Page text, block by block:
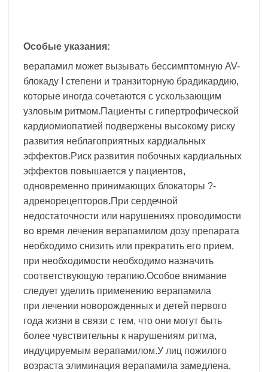
Особые указания:
верапамил может вызывать бессимптомную AV-
блокаду I степени и транзиторную брадикардию,
которые иногда сочетаются с ускользающим
узловым ритмом.Пациенты с гипертрофической
кардиомиопатией подвержены высокому риску
развития неблагоприятных кардиальных
эффектов.Риск развития побочных кардиальных
эффектов повышается у пациентов,
одновременно принимающих блокаторы ?-
адренорецепторов.При сердечной
недостаточности или нарушениях проводимости
во время лечения верапамилом дозу препарата
необходимо снизить или прекратить его прием,
при необходимости необходимо назначить
соответствующую терапию.Особое внимание
следует уделить применению верапамила
при лечении новорожденных и детей первого
года жизни в связи с тем, что они могут быть
более чувствительны к нарушениям ритма,
индуцируемым верапамилом.У лиц пожилого
возраста элиминация верапамила замедлена,